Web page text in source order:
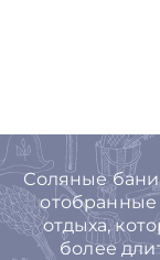
Соляные бани
отдыха,
более